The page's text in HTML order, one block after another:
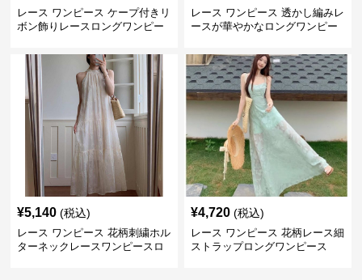
レース ワンピース ケープ付きリ
ボン飾りレースロングワンピー
レース ワンピース 透かし編みレ
ースが華やかなロングワンピー
¥5,140 (税込)
レース ワンピース 花柄刺繍ホル
ターネックレースワンピースロ
¥4,720 (税込)
レース ワンピース 花柄レース細
ストラップロングワンピース